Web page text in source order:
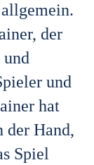
allgemein.
der
und
hat
der Hand,
Spiel